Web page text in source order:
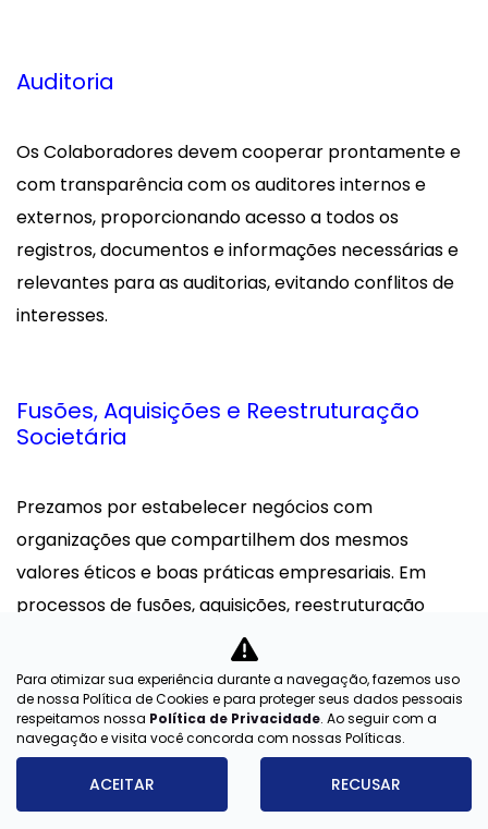
Auditoria
Os Colaboradores devem cooperar prontamente e
com transparência com os auditores internos e
externos, proporcionando acesso a todos os
registros, documentos e informações necessárias e
relevantes para as auditorias, evitando conflitos de
interesses.
Fusões, Aquisições e Reestruturação
Societária
Prezamos por estabelecer negócios com
organizações que compartilhem dos mesmos
valores éticos e boas práticas empresariais. Em
processos de fusões, aquisições, reestruturação
societária, reservamo-nos no direito de avaliar se
tais organizações atendem critérios legais, fiscais e
ambientais antes da concretização de qualquer
negócio.
Para otimizar sua experiência durante a navegação, fazemos uso
de nossa Política de Cookies e para proteger seus dados pessoais
respeitamos nossa Política de Privacidade. Ao seguir com a
navegação e visita você concorda com nossas Políticas.
ACEITAR RECUSAR